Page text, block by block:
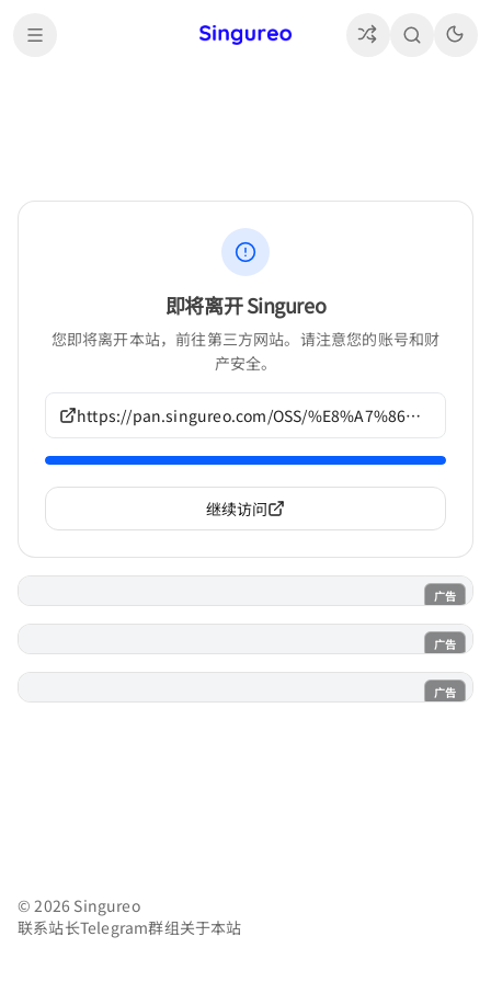
即将离开 Singureo
您即将离开本站，前往第三方网站。请注意您的账号和财
产安全。
https://pan.singureo.com/OSS/%E8%A7%86%E8%A7%89%E5%B0%8F%E8%AF%B4/ALcot%E4%BD%9C%E5%93%81/G377
继续访问
广告
电子魅魔
广告
魔法喵
广告
© 2026 Singureo
联系站长Telegram群组关于本站